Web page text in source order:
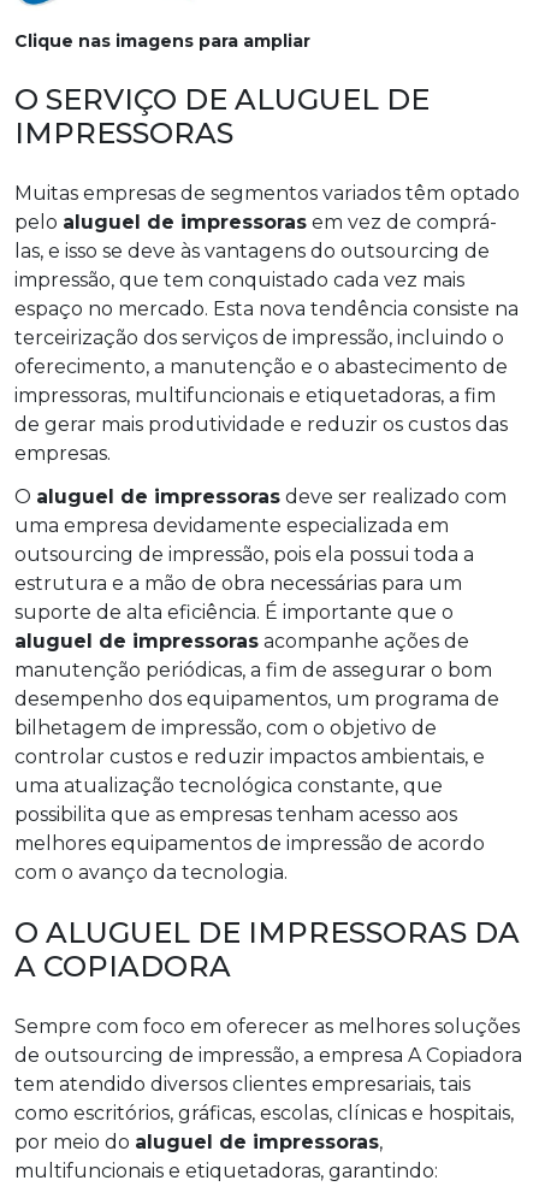
Clique nas imagens para ampliar
O SERVIÇO DE ALUGUEL DE
IMPRESSORAS
Muitas empresas de segmentos variados têm optado
pelo aluguel de impressoras em vez de comprá-
las, e isso se deve às vantagens do outsourcing de
impressão, que tem conquistado cada vez mais
espaço no mercado. Esta nova tendência consiste na
terceirização dos serviços de impressão, incluindo o
oferecimento, a manutenção e o abastecimento de
impressoras, multifuncionais e etiquetadoras, a fim
de gerar mais produtividade e reduzir os custos das
empresas.
O aluguel de impressoras deve ser realizado com
uma empresa devidamente especializada em
outsourcing de impressão, pois ela possui toda a
estrutura e a mão de obra necessárias para um
suporte de alta eficiência. É importante que o
aluguel de impressoras acompanhe ações de
manutenção periódicas, a fim de assegurar o bom
desempenho dos equipamentos, um programa de
bilhetagem de impressão, com o objetivo de
controlar custos e reduzir impactos ambientais, e
uma atualização tecnológica constante, que
possibilita que as empresas tenham acesso aos
melhores equipamentos de impressão de acordo
com o avanço da tecnologia.
O ALUGUEL DE IMPRESSORAS DA
A COPIADORA
Sempre com foco em oferecer as melhores soluções
de outsourcing de impressão, a empresa A Copiadora
tem atendido diversos clientes empresariais, tais
como escritórios, gráficas, escolas, clínicas e hospitais,
por meio do aluguel de impressoras,
multifuncionais e etiquetadoras, garantindo: